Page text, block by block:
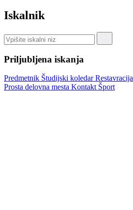
Iskalnik
Priljubljena iskanja
Predmetnik Študijski koledarRestavracija
Prosta delovna mesta Kontakt Šport